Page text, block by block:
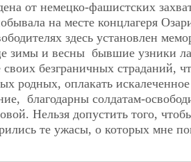
от немецко-фашистских
на месте концлагеря
здесь установлен
зимы и весны бывшие узники
своих безграничных страданий,
родных, оплакать
благодарны солдатам-
Нельзя допустить того,
те ужасы, о которых мне